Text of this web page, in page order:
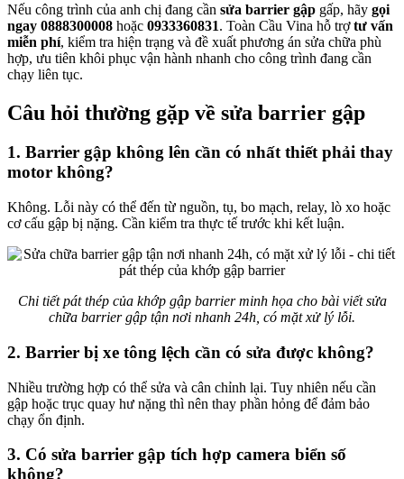
Nếu công trình của anh chị đang cần sửa barrier gập gấp, hãy gọi
ngay 0888300008 hoặc 0933360831. Toàn Cầu Vina hỗ trợtư vấn
miễn phí, kiểm tra hiện trạng và đề xuất phương án sửa chữa phù
hợp, ưu tiên khôi phục vận hành nhanh cho công trình đang cần
chạy liên tục.
Câu hỏi thường gặp về sửa barrier gập
1. Barrier gập không lên cần có nhất thiết phải thay
motor không?
Không. Lỗi này có thể đến từ nguồn, tụ, bo mạch, relay, lò xo hoặc
cơ cấu gập bị nặng. Cần kiểm tra thực tế trước khi kết luận.
Chi tiết pát thép của khớp gập barrier minh họa cho bài viết sửa
chữa barrier gập tận nơi nhanh 24h, có mặt xử lý lỗi.
2. Barrier bị xe tông lệch cần có sửa được không?
Nhiều trường hợp có thể sửa và cân chỉnh lại. Tuy nhiên nếu cần
gập hoặc trục quay hư nặng thì nên thay phần hỏng để đảm bảo
chạy ổn định.
3. Có sửa barrier gập tích hợp camera biển số
không?